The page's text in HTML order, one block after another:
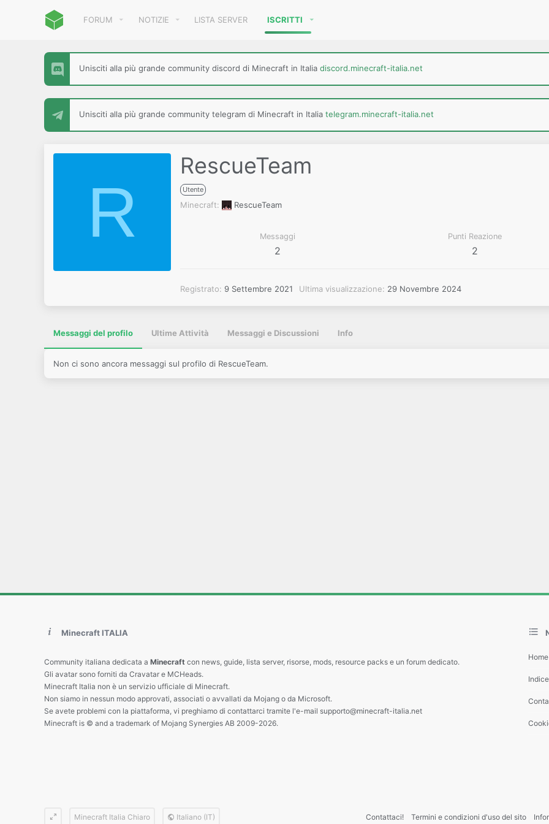
FORUM NOTIZIE LISTA SERVER ISCRITTI
Unisciti alla più grande community discord di Minecraft in Italia discord.minecraft-italia.net
Unisciti alla più grande community telegram di Minecraft in Italia telegram.minecraft-italia.net
R
RescueTeam
Utente
Minecraft RescueTeam
Messaggi
2
Punti Reazione
2
Registrato 9 Settembre 2021 Ultima visualizzazione 29 Novembre 2024
Messaggi del profilo Ultime Attività Messaggi e Discussioni Info
Non ci sono ancora messaggi sul profilo di RescueTeam.
Minecraft ITALIA
Community italiana dedicata a Minecraft con news, guide, lista server, risorse, mods, resource packs e un forum dedicato.
Gli avatar sono forniti da Cravatar e MCHeads.
Minecraft Italia non è un servizio ufficiale di Minecraft.
Non siamo in nessun modo approvati, associati o avvallati da Mojang o da Microsoft.
Se avete problemi con la piattaforma, vi preghiamo di contattarci tramite l'e-mail supporto@minecraft-italia.net
Minecraft is © and a trademark of Mojang Synergies AB 2009-2026.
Home
Minecraft Italia Chiaro Italiano (IT) Contattaci! Termini e condizioni d'uso del sito